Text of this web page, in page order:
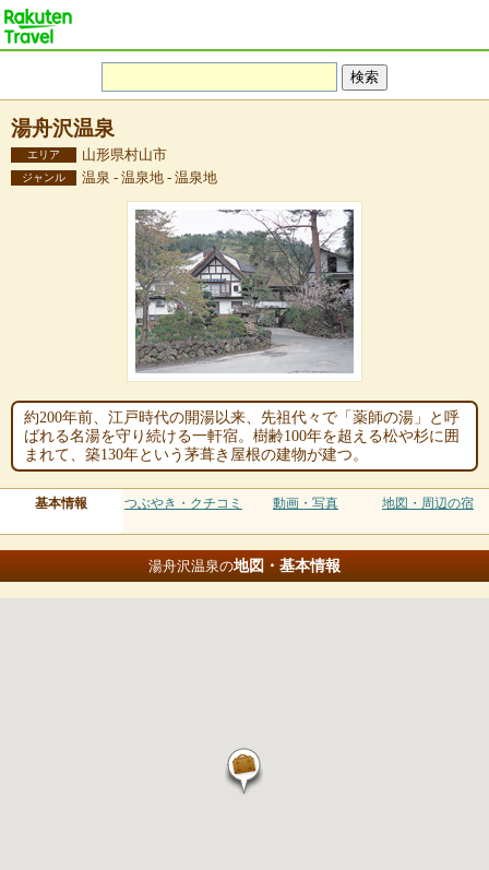
湯舟沢温泉
エリア 山形県村山市
ジャンル 温泉 - 温泉地 - 温泉地
約200年前、江戸時代の開湯以来、先祖代々で「薬師の湯」と呼
ばれる名湯を守り続ける一軒宿。樹齢100年を超える松や杉に囲
まれて、築130年という茅葺き屋根の建物が建つ。
基本情報 つぶやき・クチコミ 動画・写真 地図・周辺の宿
湯舟沢温泉の地図・基本情報